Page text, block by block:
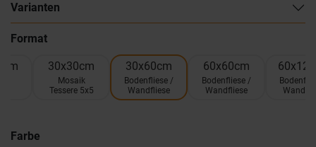
Varianten
Format
30x30cm
Mosaik
Tessere 5x5
30x60cm
Bodenfliese /
Wandfliese
60x60cm
Bodenfliese /
Wandfliese
Farbe